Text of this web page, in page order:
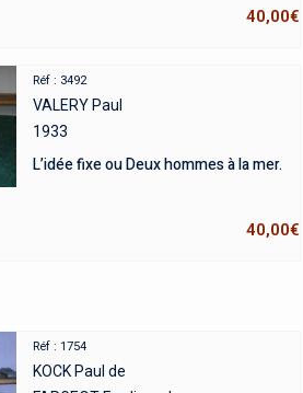
40,00€
Réf : 3492
VALERY Paul
1933
L’idée fixe ou Deux hommes à la mer.
40,00€
Réf : 1754
KOCK Paul de